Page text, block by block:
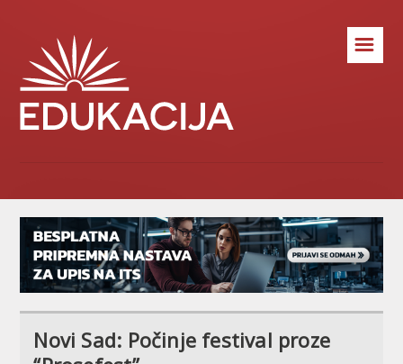
☰
Novi Sad: Počinje festival proze